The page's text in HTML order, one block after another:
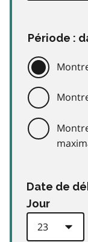
Période :
Date de
Jour